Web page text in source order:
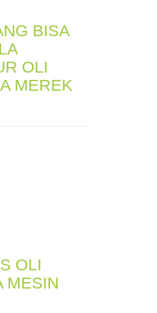
BISA
OLI
MEREK
OLI
MESIN